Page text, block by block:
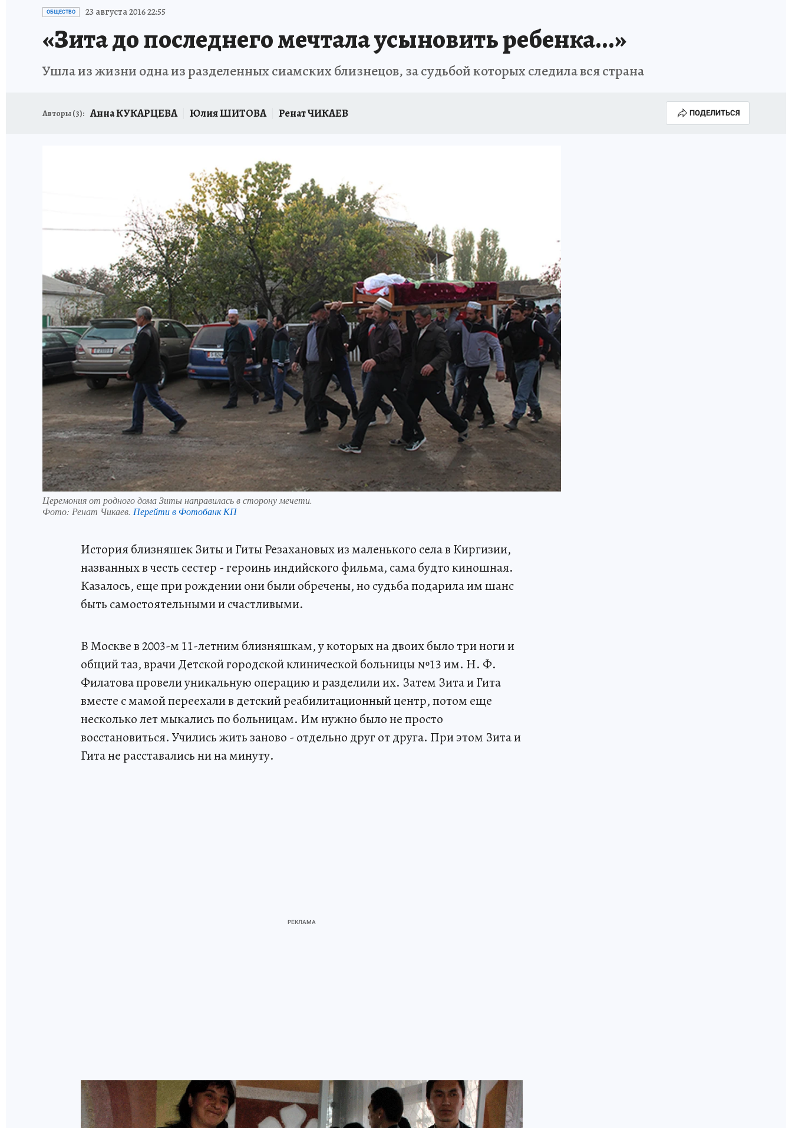
ОБЩЕСТВО 23 августа 2016 22:55
«Зита до последнего мечтала усыновить ребенка...»
Ушла из жизни одна из разделенных сиамских близнецов, за судьбой которых следила вся страна
Авторы (3): Анна КУКАРЦЕВА Юлия ШИТОВА Ренат ЧИКАЕВ ПОДЕЛИТЬСЯ
Церемония от родного дома Зиты направилась в сторону мечети.
Фото: Ренат Чикаев. Перейти в Фотобанк КП
История близняшек Зиты и Гиты Резахановых из маленького села в Киргизии,
названных в честь сестер - героинь индийского фильма, сама будто киношная.
Казалось, еще при рождении они были обречены, но судьба подарила им шанс
быть самостоятельными и счастливыми.
В Москве в 2003-м 11-летним близняшкам, у которых на двоих было три ноги и
общий таз, врачи Детской городской клинической больницы №13 им. Н. Ф.
Филатова провели уникальную операцию и разделили их. Затем Зита и Гита
вместе с мамой переехали в детский реабилитационный центр, потом еще
несколько лет мыкались по больницам. Им нужно было не просто
восстановиться. Учились жить заново - отдельно друг от друга. При этом Зита и
Гита не расставались ни на минуту.